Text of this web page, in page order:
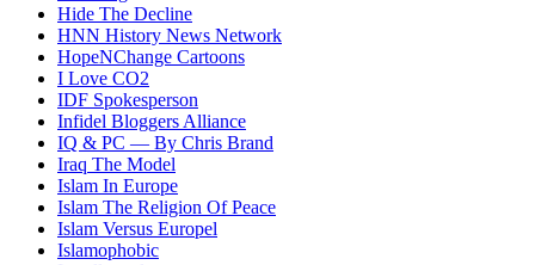
Hide The Decline
HNN History News Network
HopeNChange Cartoons
I Love CO2
IDF Spokesperson
Infidel Bloggers Alliance
IQ & PC — By Chris Brand
Iraq The Model
Islam In Europe
Islam The Religion Of Peace
Islam Versus Europel
Islamophobic